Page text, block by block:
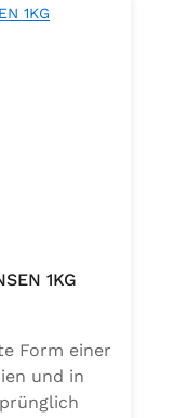
Salaten.
1KG
Form einer
und in